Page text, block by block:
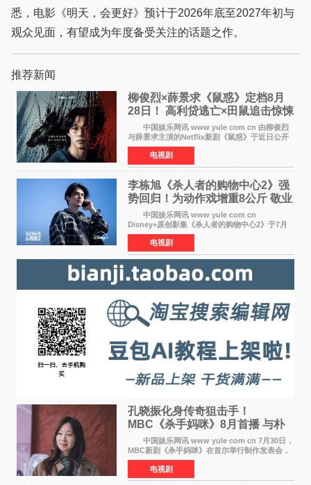
悉，电影《明天，会更好》预计于2026年底至2027年初与
观众见面，有望成为年度备受关注的话题之作。
推荐新闻
柳俊烈×薛景求《鼠惑》定档8月
28日！ 高利贷逃亡×田鼠追击惊悚
来袭
中国娱乐网讯 www yule com cn 由柳俊烈
与薛景求主演的Netflix新剧《鼠惑》于近日公开
主海报，正式定档8月28日上线。 海报中，柳
俊烈与薛景求背对背站立，各自朝向相反方向，
幽暗的色调与
电视剧
李栋旭《杀人者的购物中心2》强
势回归！为动作戏增重8公斤 敬业
获赞
中国娱乐网讯 www yule com cn
Disney+原创影集《杀人者的购物中心2》于7月
22日正式上线，由男神李栋旭主演的郑进湾以2 0
完全体强势回归。该剧第一季曾被《纽约时报》
评选为全球最佳影集之一
电视剧
孔晓振化身传奇狙击手！
MBC《杀手妈咪》8月首播 与朴
恩斌展开收视对决
中国娱乐网讯 www yule com cn 7月30日，
MBC新剧《杀手妈咪》在首尔举行制作发表会，
主演孔晓振、郑准元、李相二、无真星、崔宇
成、李银泉等人一同出席，为新剧宣传造势。这
是孔晓振继《毛骨
电视剧